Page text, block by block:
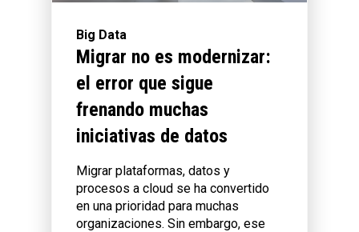
Big Data
Migrar no es modernizar:
el error que sigue
frenando muchas
iniciativas de datos
Migrar plataformas, datos y
procesos a cloud se ha convertido
en una prioridad para muchas
organizaciones. Sin embargo, ese